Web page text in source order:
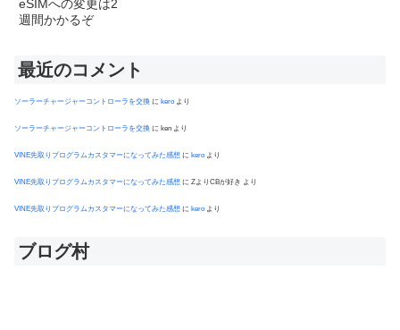
最近のコメント
ソーラーチャージャーコントローラを交換 に kero より
ソーラーチャージャーコントローラを交換 に ken より
VINE先取りプログラムカスタマーになってみた感想 に kero より
VINE先取りプログラムカスタマーになってみた感想 に ZよりCBが好き より
VINE先取りプログラムカスタマーになってみた感想 に kero より
ブログ村